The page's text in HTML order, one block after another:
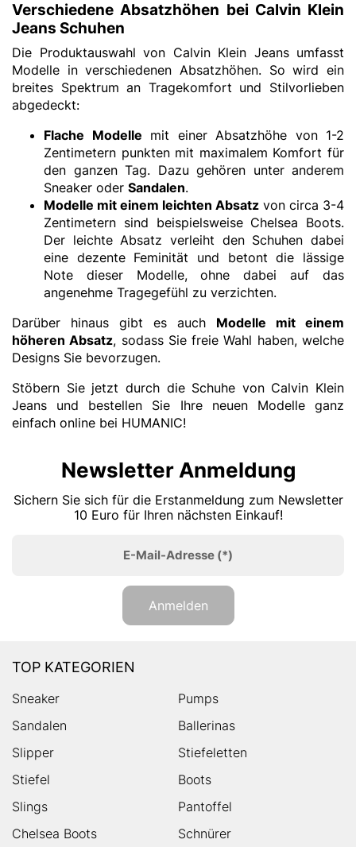
Verschiedene Absatzhöhen bei Calvin Klein
Jeans Schuhen
Die Produktauswahl von Calvin Klein Jeans umfasst
Modelle in verschiedenen Absatzhöhen. So wird ein
breites Spektrum an Tragekomfort und Stilvorlieben
abgedeckt:
Flache Modelle mit einer Absatzhöhe von 1-2
Zentimetern punkten mit maximalem Komfort für
den ganzen Tag. Dazu gehören unter anderem
Sneaker oder Sandalen.
Modelle mit einem leichten Absatz von circa 3-4
Zentimetern sind beispielsweise Chelsea Boots.
Der leichte Absatz verleiht den Schuhen dabei
eine dezente Feminität und betont die lässige
Note dieser Modelle, ohne dabei auf das
angenehme Tragegefühl zu verzichten.
Darüber hinaus gibt es auch Modelle mit einem
höheren Absatz, sodass Sie freie Wahl haben, welche
Designs Sie bevorzugen.
Stöbern Sie jetzt durch die Schuhe von Calvin Klein
Jeans und bestellen Sie Ihre neuen Modelle ganz
einfach online bei HUMANIC!
Newsletter Anmeldung
Sichern Sie sich für die Erstanmeldung zum Newsletter
10 Euro für Ihren nächsten Einkauf!
E-Mail-Adresse (*)
Anmelden
TOP KATEGORIEN
Sneaker
Pumps
Sandalen
Ballerinas
Slipper
Stiefeletten
Stiefel
Boots
Slings
Pantoffel
Chelsea Boots
Schnürer